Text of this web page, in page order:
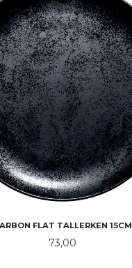
FLAT TALLERKEN 15CM
Pris
73,00